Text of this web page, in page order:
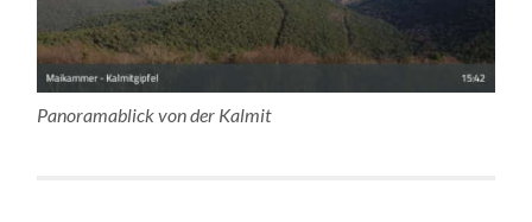
Panoramablick von der Kalmit